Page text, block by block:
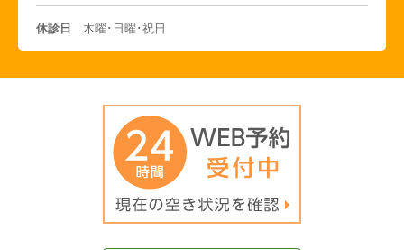
休診日 木曜･日曜･祝日